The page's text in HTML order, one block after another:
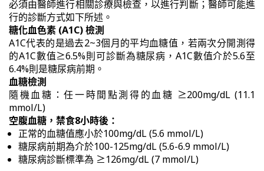
必須由醫師進行相關診療與檢查，以進行判斷；醫師可能進
行的診斷方式如下所述。
糖化血色素 (A1C) 檢測
A1C代表的是過去2~3個月的平均血糖值，若兩次分開測得
的A1C數值≥6.5%則可診斷為糖尿病，A1C數值介於5.6至
6.4%則是糖尿病前期。
血糖檢測
隨機血糖：任一時間點測得的血糖 ≥200mg/dL (11.1
mmol/L)
空腹血糖，禁食8小時後：
正常的血糖值應小於100mg/dL (5.6 mmol/L)
糖尿病前期為介於100-125mg/dL (5.6-6.9 mmol/L)
糖尿病診斷標準為 ≥126mg/dL (7 mmol/L)